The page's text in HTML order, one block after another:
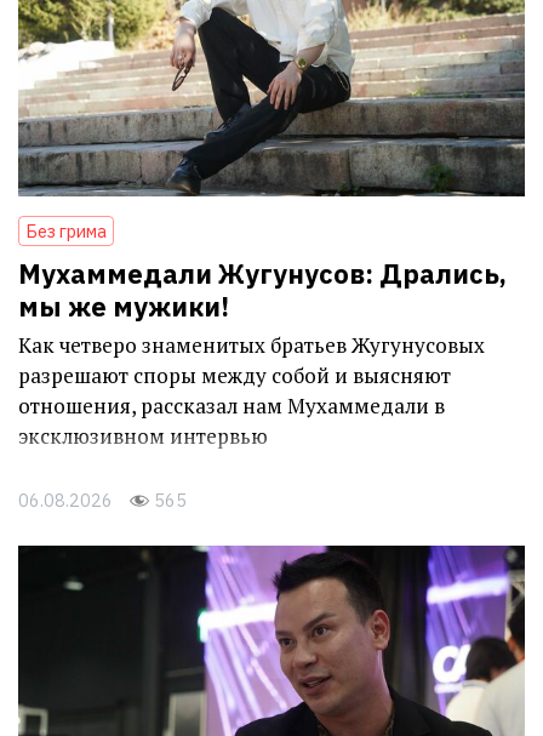
Без грима
Мухаммедали Жугунусов: Дрались,
мы же мужики!
Как четверо знаменитых братьев Жугунусовых
разрешают споры между собой и выясняют
отношения, рассказал нам Мухаммедали в
эксклюзивном интервью
06.08.2026 565